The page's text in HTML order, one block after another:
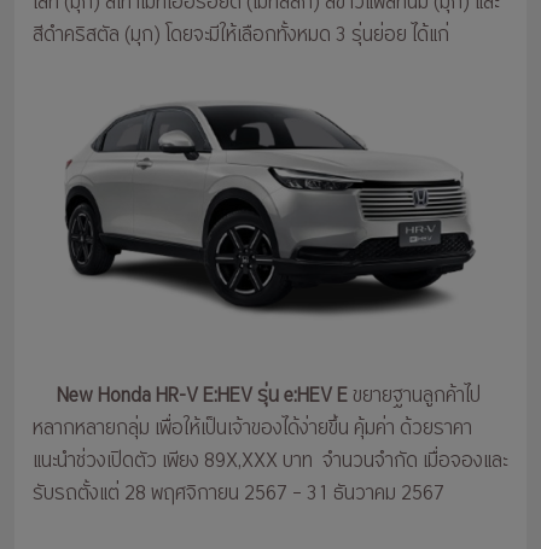
สีดำคริสตัล (มุก) โดยจะมีให้เลือกทั้งหมด 3 รุ่นย่อย ได้แก่
New Honda HR-V E:HEV รุ่น e:HEV Eขยายฐานลูกค้าไป
หลากหลายกลุ่ม เพื่อให้เป็นเจ้าของได้ง่ายขึ้น คุ้มค่า ด้วยราคา
แนะนำช่วงเปิดตัว เพียง 89X,XXX บาท จำนวนจำกัด เมื่อจองและ
รับรถตั้งแต่ 28 พฤศจิกายน 2567 – 31 ธันวาคม 2567